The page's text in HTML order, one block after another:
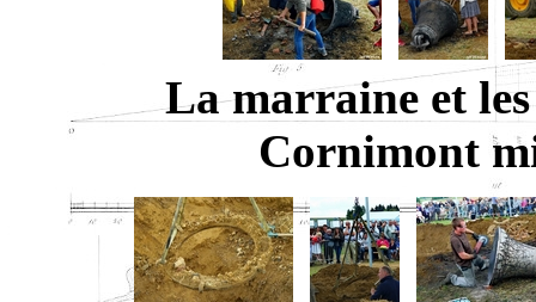
La marraine et
Cornimont